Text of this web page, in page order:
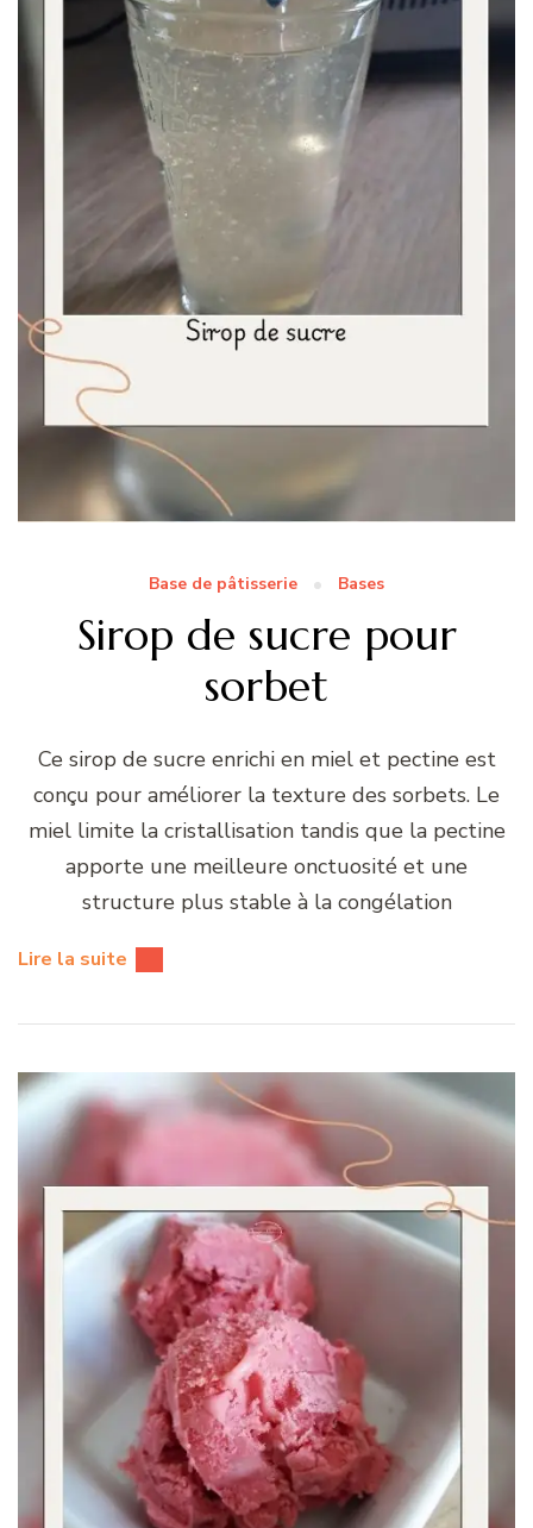
Base de pâtisserie Bases
Sirop de sucre pour
sorbet
Ce sirop de sucre enrichi en miel et pectine est
conçu pour améliorer la texture des sorbets. Le
miel limite la cristallisation tandis que la pectine
apporte une meilleure onctuosité et une
structure plus stable à la congélation
Lire la suite